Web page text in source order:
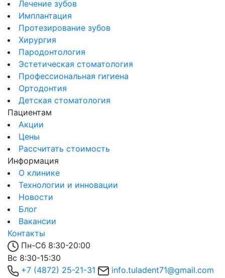
Лечение зубов
Имплантация
Протезирование зубов
Хирургия
Пародонтология
Эстетическая стоматология
Профессиональная гигиена
Ортодонтия
Детская стоматология
Пациентам
Акции
Цены
Рассчитать стоимость
Информация
О клинике
Технологии и инновации
Новости
Блог
Вакансии
Контакты
Пн-Сб 8:30-20:00
Вс 8:30-15:30
+7 (4872) 25-21-31
info.tuladent71@gmail.com